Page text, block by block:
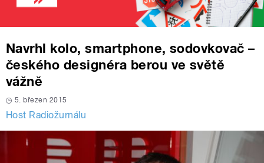
Navrhl kolo, smartphone, sodovkovač –
českého designéra berou ve světě
vážně
5. březen 2015
Host Radiožurnálu